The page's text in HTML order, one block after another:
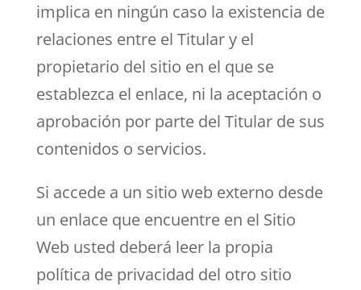
implica en ningún caso la existencia de
relaciones entre el Titular y el
propietario del sitio en el que se
establezca el enlace, ni la aceptación o
aprobación por parte del Titular de sus
contenidos o servicios.
Si accede a un sitio web externo desde
un enlace que encuentre en el Sitio
Web usted deberá leer la propia
política de privacidad del otro sitio